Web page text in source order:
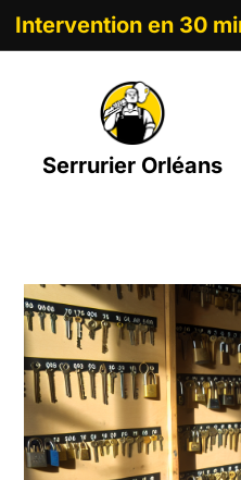
Intervention en 30
Serrurier Orléans